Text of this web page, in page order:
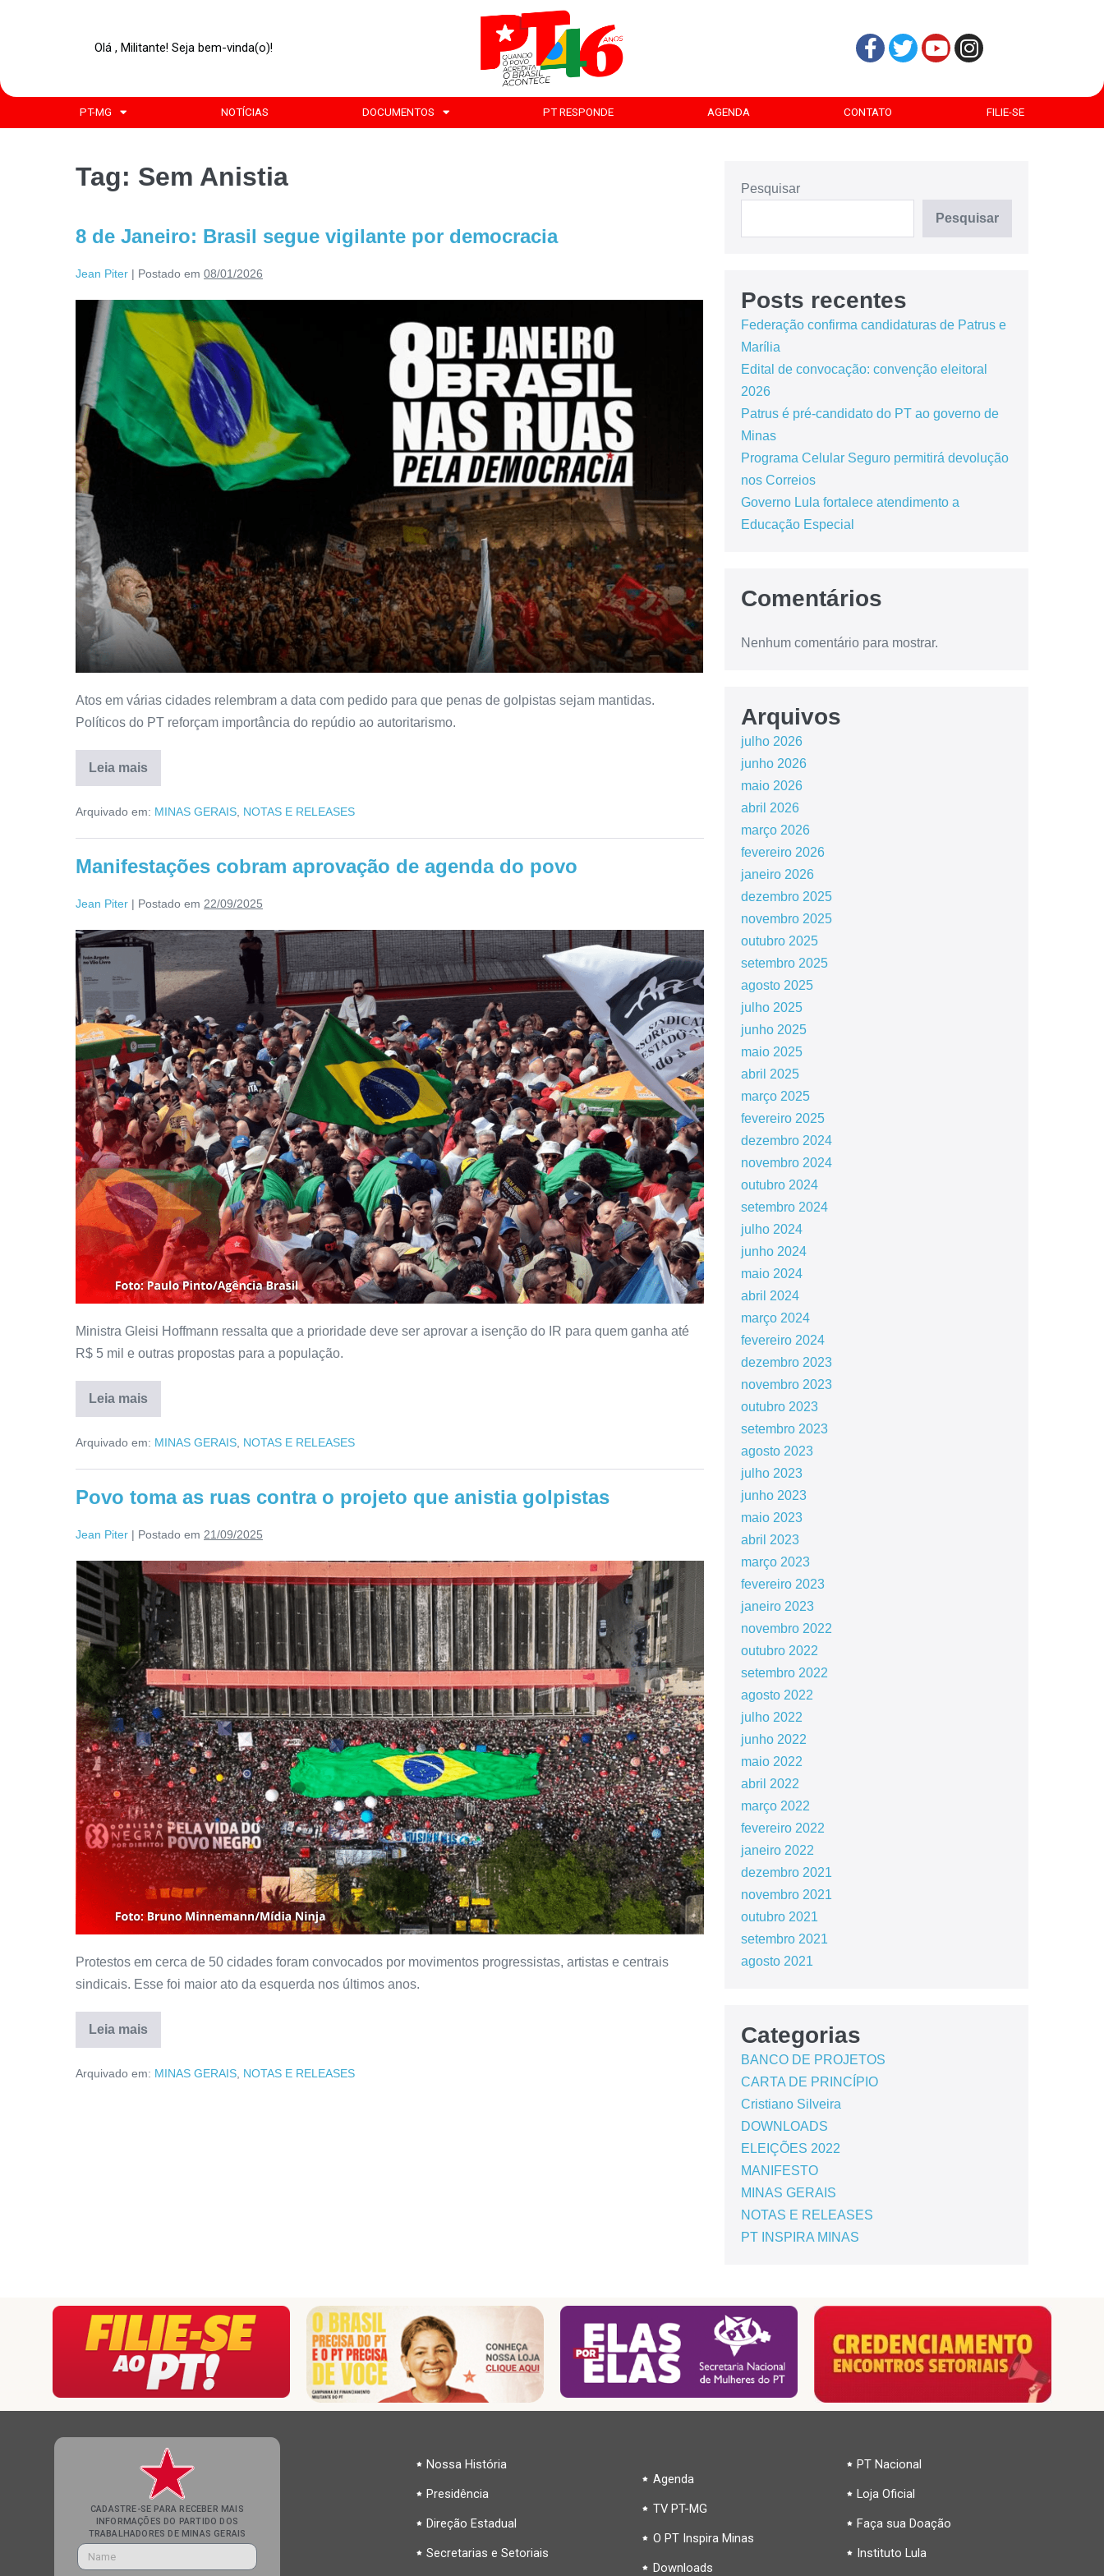
Olá , Militante! Seja bem-vinda(o)!
PT-MG NOTÍCIAS DOCUMENTOS PT RESPONDE AGENDA CONTATO FILIE-SE
Tag: Sem Anistia
8 de Janeiro: Brasil segue vigilante por democracia
Jean Piter | Postado em 08/01/2026
Atos em várias cidades relembram a data com pedido para que penas de golpistas sejam mantidas.
Políticos do PT reforçam importância do repúdio ao autoritarismo.
Leia mais
Arquivado em: MINAS GERAIS, NOTAS E RELEASES
Manifestações cobram aprovação de agenda do povo
Jean Piter | Postado em 22/09/2025
Ministra Gleisi Hoffmann ressalta que a prioridade deve ser aprovar a isenção do IR para quem ganha até
R$ 5 mil e outras propostas para a população.
Leia mais
Arquivado em: MINAS GERAIS, NOTAS E RELEASES
Povo toma as ruas contra o projeto que anistia golpistas
Jean Piter | Postado em 21/09/2025
Protestos em cerca de 50 cidades foram convocados por movimentos progressistas, artistas e centrais
sindicais. Esse foi maior ato da esquerda nos últimos anos.
Leia mais
Arquivado em: MINAS GERAIS NOTAS E RELEASES
Pesquisar
Pesquisar
Posts recentes
Federação confirma candidaturas de Patrus e
Marília
Edital de convocação: convenção eleitoral
2026
Patrus é pré-candidato do PT ao governo de
Minas
Programa Celular Seguro permitirá devolução
nos Correios
Governo Lula fortalece atendimento a
Educação Especial
Comentários
Nenhum comentário para mostrar.
Arquivos
julho 2026
junho 2026
maio 2026
abril 2026
março 2026
fevereiro 2026
janeiro 2026
dezembro 2025
novembro 2025
outubro 2025
setembro 2025
agosto 2025
julho 2025
junho 2025
maio 2025
abril 2025
março 2025
fevereiro 2025
dezembro 2024
novembro 2024
outubro 2024
setembro 2024
julho 2024
junho 2024
maio 2024
abril 2024
março 2024
fevereiro 2024
dezembro 2023
novembro 2023
outubro 2023
setembro 2023
agosto 2023
julho 2023
junho 2023
maio 2023
abril 2023
março 2023
fevereiro 2023
janeiro 2023
novembro 2022
outubro 2022
setembro 2022
agosto 2022
julho 2022
junho 2022
maio 2022
abril 2022
março 2022
fevereiro 2022
janeiro 2022
dezembro 2021
novembro 2021
outubro 2021
setembro 2021
agosto 2021
Categorias
BANCO DE PROJETOS
CARTA DE PRINCÍPIO
Cristiano Silveira
DOWNLOADS
ELEIÇÕES 2022
MANIFESTO
MINAS GERAIS
NOTAS E RELEASES
PT INSPIRA MINAS
CADASTRE-SE PARA RECEBER MAIS
INFORMAÇÕES DO PARTIDO DOS
TRABALHADORES DE MINAS GERAIS
Nossa História
Presidência
Direção Estadual
Secretarias e Setoriais
Agenda
TV PT-MG
O PT Inspira Minas
Downloads
PT Nacional
Loja Oficial
Faça sua Doação
Instituto Lula